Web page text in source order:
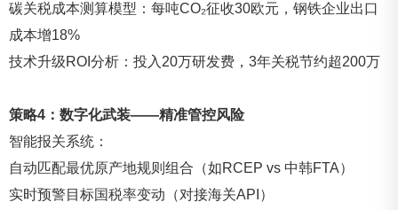
碳关税成本测算模型：每吨CO₂征收30欧元，钢铁企业出口
成本增18%
技术升级ROI分析：投入20万研发费，3年关税节约超200万
策略4：数字化武装——精准管控风险
智能报关系统：
自动匹配最优原产地规则组合（如RCEP vs 中韩FTA）
实时预警目标国税率变动（对接海关API）